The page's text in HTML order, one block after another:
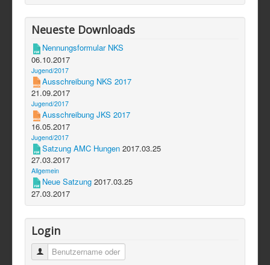
Neueste Downloads
Nennungsformular NKS
06.10.2017
Jugend/2017
Ausschreibung NKS 2017
21.09.2017
Jugend/2017
Ausschreibung JKS 2017
16.05.2017
Jugend/2017
Satzung AMC Hungen 2017.03.25
27.03.2017
Allgemein
Neue Satzung 2017.03.25
27.03.2017
Login